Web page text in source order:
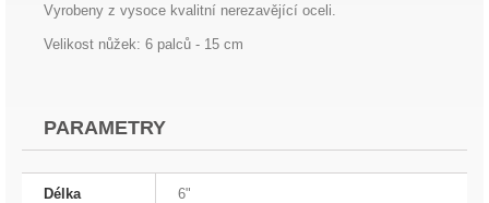
Vyrobeny z vysoce kvalitní nerezavějící oceli.
Velikost nůžek: 6 palců - 15 cm
PARAMETRY
Délka 6"